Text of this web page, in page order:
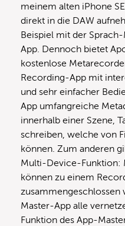
meinem alten iPhone
direkt in die DAW
Beispiel mit der
App. Dennoch bietet
kostenlose
Recording-App mit
und sehr einfacher
App umfangreiche
innerhalb einer Szene,
schreiben, welche von
können. Zum anderen
Multi-Device-Funktion:
können zu einem
zusammengeschlossen
Master-App alle
Funktion des App-